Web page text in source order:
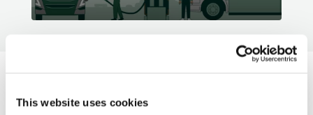
This website uses cookies
Nos partenaires